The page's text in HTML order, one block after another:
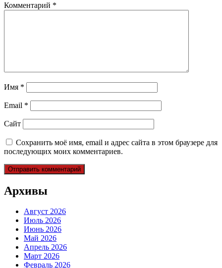
Комментарий *
Имя *
Email *
Сайт
Сохранить моё имя, email и адрес сайта в этом браузере для
последующих моих комментариев.
Архивы
Август 2026
Июль 2026
Июнь 2026
Май 2026
Апрель 2026
Март 2026
Февраль 2026